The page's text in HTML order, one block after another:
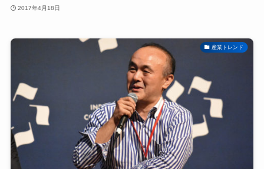
2017年4月18日
産業トレンド